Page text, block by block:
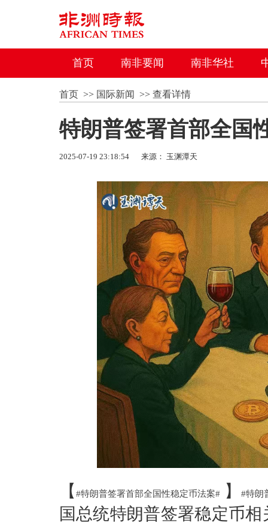
首页 南非要闻 南非华社
首页>> 国际新闻 >> 查看详情
特朗普签署首部全国
2025-07-19 23:18:54 来源： 玉渊潭天
【 #特朗普签署首部全国性稳定币法案#】 #特朗
国总统特朗普签署稳定币